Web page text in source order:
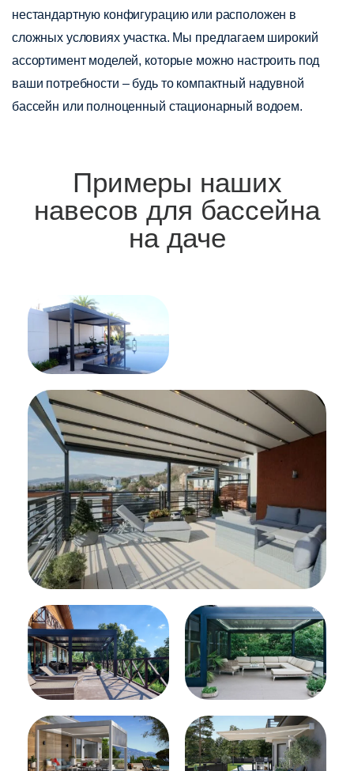
нестандартную конфигурацию или расположен в
сложных условиях участка. Мы предлагаем широкий
ассортимент моделей, которые можно настроить под
ваши потребности – будь то компактный надувной
бассейн или полноценный стационарный водоем.
Примеры наших
навесов для бассейна
на даче